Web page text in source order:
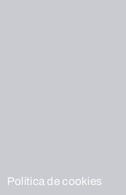
Política de cookies